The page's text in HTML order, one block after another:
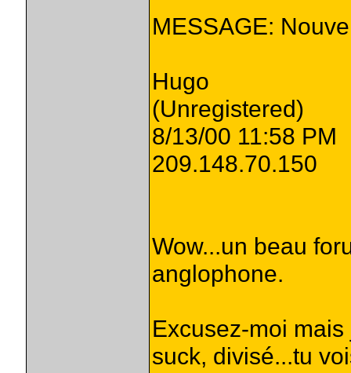
MESSAGE:
Hugo
(Unregistered)
8/13/00 11:58 PM
209.148.70.150
Wow...un beau
anglophone.
Excusez-moi
suck, divisé...tu